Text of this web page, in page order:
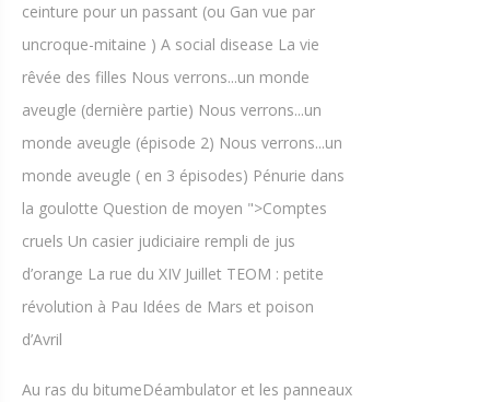
ceinture pour un passant (ou Gan vue par
uncroque-mitaine ) A social disease La vie
rêvée des filles Nous verrons...un monde
aveugle (dernière partie) Nous verrons...un
monde aveugle (épisode 2) Nous verrons...un
monde aveugle ( en 3 épisodes) Pénurie dans
la goulotte Question de moyen ">Comptes
cruels Un casier judiciaire rempli de jus
d’orange La rue du XIV Juillet TEOM : petite
révolution à Pau Idées de Mars et poison
d’Avril
Au ras du bitumeDéambulator et les panneaux